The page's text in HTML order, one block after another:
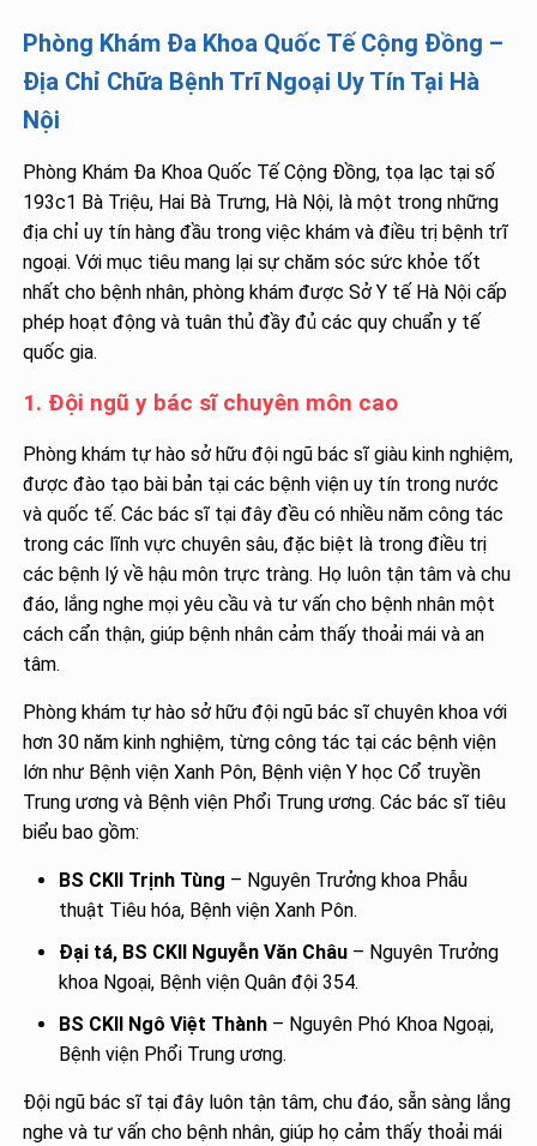
Phòng Khám Đa Khoa Quốc Tế Cộng Đồng –
Địa Chỉ Chữa Bệnh Trĩ Ngoại Uy Tín Tại Hà
Nội
Phòng Khám Đa Khoa Quốc Tế Cộng Đồng, tọa lạc tại số
193c1 Bà Triệu, Hai Bà Trưng, Hà Nội, là một trong những
địa chỉ uy tín hàng đầu trong việc khám và điều trị bệnh trĩ
ngoại. Với mục tiêu mang lại sự chăm sóc sức khỏe tốt
nhất cho bệnh nhân, phòng khám được Sở Y tế Hà Nội cấp
phép hoạt động và tuân thủ đầy đủ các quy chuẩn y tế
quốc gia.
1. Đội ngũ y bác sĩ chuyên môn cao
Phòng khám tự hào sở hữu đội ngũ bác sĩ giàu kinh nghiệm,
được đào tạo bài bản tại các bệnh viện uy tín trong nước
và quốc tế. Các bác sĩ tại đây đều có nhiều năm công tác
trong các lĩnh vực chuyên sâu, đặc biệt là trong điều trị
các bệnh lý về hậu môn trực tràng. Họ luôn tận tâm và chu
đáo, lắng nghe mọi yêu cầu và tư vấn cho bệnh nhân một
cách cẩn thận, giúp bệnh nhân cảm thấy thoải mái và an
tâm.
Phòng khám tự hào sở hữu đội ngũ bác sĩ chuyên khoa với
hơn 30 năm kinh nghiệm, từng công tác tại các bệnh viện
lớn như Bệnh viện Xanh Pôn, Bệnh viện Y học Cổ truyền
Trung ương và Bệnh viện Phổi Trung ương. Các bác sĩ tiêu
biểu bao gồm:
BS CKII Trịnh Tùng – Nguyên Trưởng khoa Phẫu
thuật Tiêu hóa, Bệnh viện Xanh Pôn.
Đại tá, BS CKII Nguyễn Văn Châu – Nguyên Trưởng
khoa Ngoại, Bệnh viện Quân đội 354.
BS CKII Ngô Việt Thành – Nguyên Phó Khoa Ngoại,
Bệnh viện Phổi Trung ương.
Đội ngũ bác sĩ tại đây luôn tận tâm, chu đáo, sẵn sàng lắng
nghe và tư vấn cho bệnh nhân, giúp họ cảm thấy thoải mái